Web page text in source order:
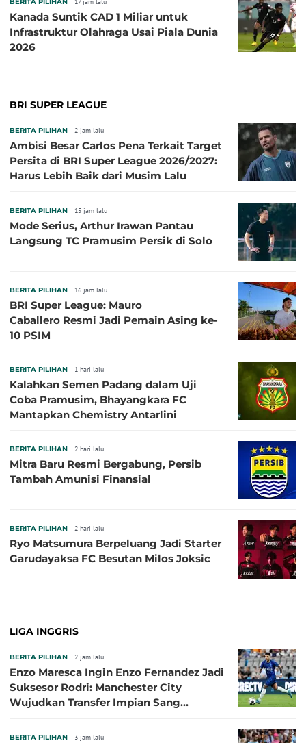
Kanada Suntik CAD 1 Miliar untuk
Infrastruktur Olahraga Usai Piala Dunia
2026
BRI SUPER LEAGUE
BERITA PILIHAN 2 jam lalu
Ambisi Besar Carlos Pena Terkait Target
Persita di BRI Super League 2026/2027:
Harus Lebih Baik dari Musim Lalu
BERITA PILIHAN 15 jam lalu
Mode Serius, Arthur Irawan Pantau
Langsung TC Pramusim Persik di Solo
BERITA PILIHAN 16 jam lalu
BRI Super League: Mauro
Caballero Resmi Jadi Pemain Asing ke-
10 PSIM
BERITA PILIHAN 1 hari lalu
Kalahkan Semen Padang dalam Uji
Coba Pramusim, Bhayangkara FC
Mantapkan Chemistry Antarlini
BERITA PILIHAN 2 hari lalu
Mitra Baru Resmi Bergabung, Persib
Tambah Amunisi Finansial
BERITA PILIHAN 2 hari lalu
Ryo Matsumura Berpeluang Jadi Starter
Garudayaksa FC Besutan Milos Joksic
LIGA INGGRIS
BERITA PILIHAN 2 jam lalu
Enzo Maresca Ingin Enzo Fernandez Jadi
Suksesor Rodri: Manchester City
Wujudkan Transfer Impian Sang
BERITA PILIHAN 3 jam lalu